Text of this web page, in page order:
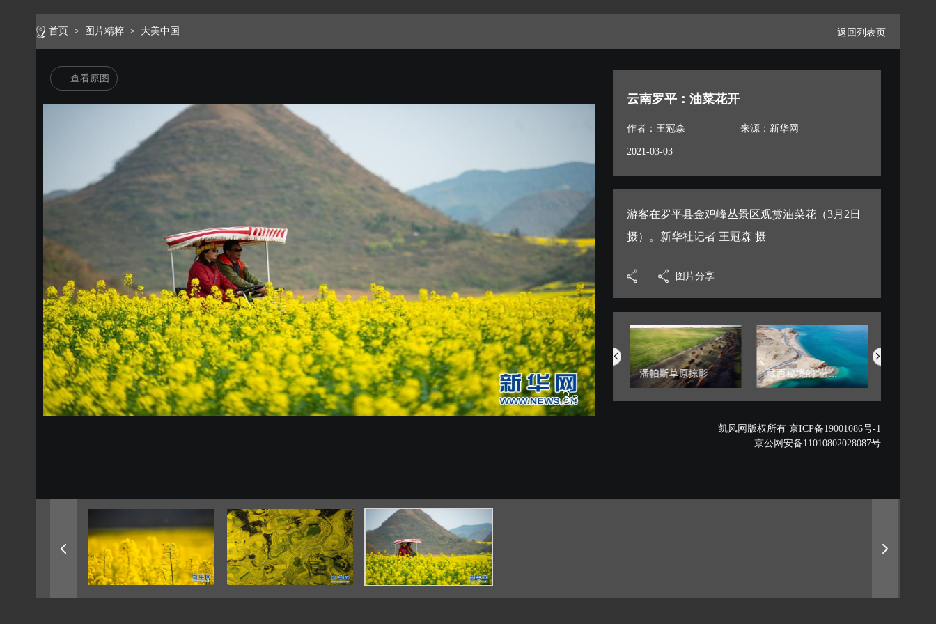
首页 > 图片精粹 > 大美中国 返回列表页
查看原图
3/3
云南罗平：油菜花开
作者：王冠森 来源：新华网
2021-03-03
游客在罗平县金鸡峰丛景区观赏油菜花（3月2日
摄）。新华社记者 王冠森 摄
图片分享
中国航空明星产... 网住夏日氛围 ... 游泳世锦赛：花... 潘帕斯草原掠影 藏西秘境的“蓝...
凯风网版权所有 京ICP备19001086号-1
京公网安备11010802028087号